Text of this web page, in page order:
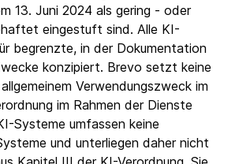
13. Juni 2024 als gering - oder
eingestuft sind. Alle KI-
begrenzte, in der Dokumentation
konzipiert. Brevo setzt keine
Verwendungszweck im
im Rahmen der Dienste
Systeme umfassen keine
und unterliegen daher nicht